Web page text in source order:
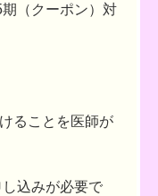
（クーポン）対
ることを医師が
込みが必要で